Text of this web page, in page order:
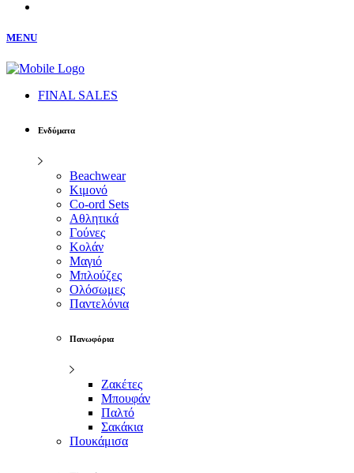
MENU
FINAL SALES
Ενδύματα
Beachwear
Κιμονό
Co-ord Sets
Αθλητικά
Γούνες
Κολάν
Μαγιό
Μπλούζες
Ολόσωμες
Παντελόνια
Πανωφόρια
Ζακέτες
Μπουφάν
Παλτό
Σακάκια
Πουκάμισα